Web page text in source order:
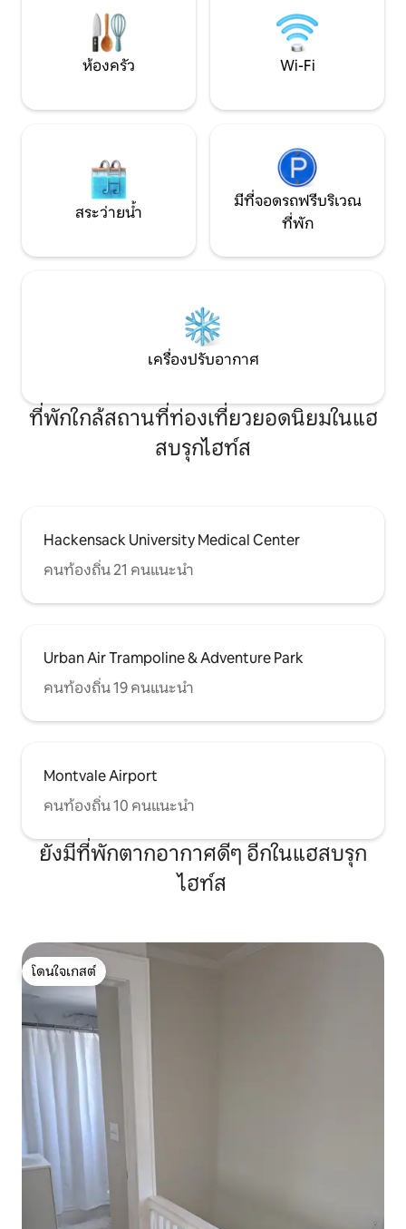
จาก JFK ที่จอดรถบริเวณทางเข้าบ้านที่
กำหนดไว้สำหรับรถ 1 คัน
ส่วนตัวของคุณวัน
ห้องครัว Wi-Fi
สระว่ายน้ำ
มีที่จอดรถฟรีบริเวณ
ที่พัก
เครื่องปรับอากาศ
ที่พักใกล้สถานที่ท่องเที่ยวยอดนิยมในแฮ
สบรุกไฮท์ส
Hackensack University Medical Center
คนท้องถิ่น 21 คนแนะนำ
Urban Air Trampoline & Adventure Park
คนท้องถิ่น 19 คนแนะนำ
Montvale Airport
คนท้องถิ่น 10 คนแนะนำ
ยังมีที่พักตากอากาศดีๆ อีกในแฮสบรุก
ไฮท์ส
โดนใจเกสต์
โดนใจเกสต์